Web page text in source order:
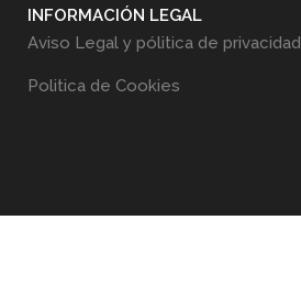
INFORMACIÓN LEGAL
Aviso Legal y pólitica de privacidad
Politica de Cookies